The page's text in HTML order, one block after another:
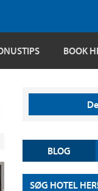
BOOK
BLOG
SØG HOTEL